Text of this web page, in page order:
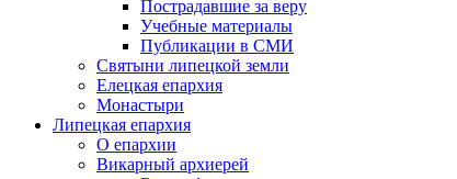
Пострадавшие за веру
Учебные материалы
Публикации в СМИ
Святыни липецкой земли
Елецкая епархия
Монастыри
Липецкая епархия
О епархии
Викарный архиерей